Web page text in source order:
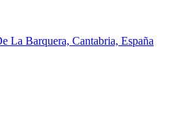
La Barquera, Cantabria, España